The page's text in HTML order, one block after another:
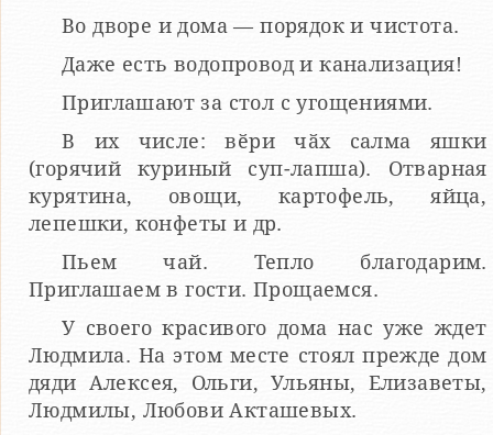
Во дворе и дома — порядок и чистота.
Даже есть водопровод и канализация!
Приглашают за стол с угощениями.
В их числе: вӗри чӑх салма яшки
(горячий куриный суп-лапша). Отварная
курятина, овощи, картофель, яйца,
лепешки, конфеты и др.
Пьем чай. Тепло благодарим.
Приглашаем в гости. Прощаемся.
У своего красивого дома нас уже ждет
Людмила. На этом месте стоял прежде дом
дяди Алексея, Ольги, Ульяны, Елизаветы,
Людмилы, Любови Акташевых.